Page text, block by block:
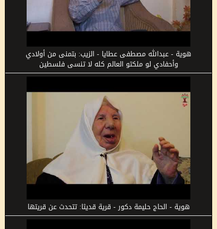
هوية - عبدالله مصطفى عطايا - الزيب: بتمنى من أولادي
وأحفادي لو ملكتو العالم كله لا تنسى فلسطين
هوية - الحاج حليمة دكور - قرية قديثا: تتحدث عن قريتها